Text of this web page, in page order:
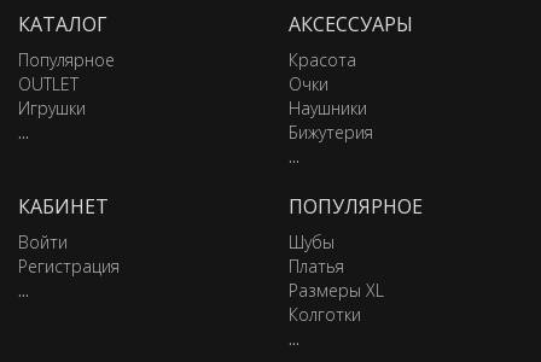
КАТАЛОГ
Популярное
OUTLET
Игрушки
...
АКСЕССУАРЫ
Красота
Очки
Наушники
Бижутерия
...
КАБИНЕТ
Войти
Регистрация
...
ПОПУЛЯРНОЕ
Шубы
Платья
Размеры XL
Колготки
...